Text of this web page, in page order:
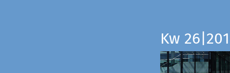
Kw